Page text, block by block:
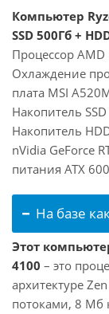
Компьютер
SSD 500Гб +
Процессор AMD
Охлаждение
плата MSI
Накопитель
Накопитель
nVidia GeForce
питания ATX
На базе
Этот
4100 – это
архитектуре
потоками, 8 Мб